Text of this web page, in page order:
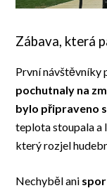
Zábava, která
První návštěvníky
pochutnaly na
bylo připraveno
teplota stoupala a
který rozjel
Nechyběl ani